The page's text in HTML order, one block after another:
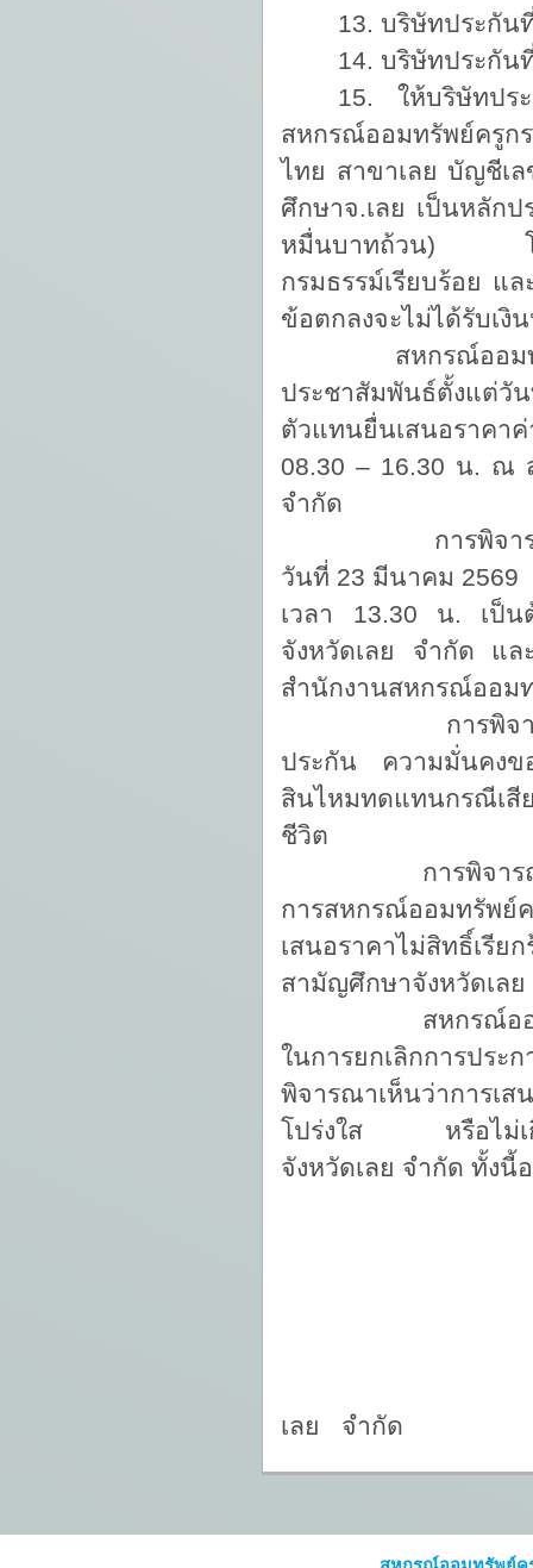
13. บริษัทประกัน
14. บริษัทประกัน
15. ให้บริษัทปร
สหกรณ์ออมทรัพย์ครูก
ไทย สาขาเลย บัญชีเ
ศึกษาจ.เลย เป็นหลัก
หมื่นบาทถ้วน) โดยบ
กรมธรรม์เรียบร้อย แ
ข้อตกลงจะไม่ได้รับเ
สหกรณ์อ
ประชาสัมพันธ์ตั้งแต่
ตัวแทนยื่นเสนอราคา
08.30 – 16.30 น. ณ
จำกัด
การพิจารณาคั
วันที่ 23 มีนาคม 2569
เวลา 13.30 น. เป็
จังหวัดเลย จำกัด แล
สำนักงานสหกรณ์ออม
การพิจารณา
ประกัน ความมั่นคงข
สินไหมทดแทนกรณีเสี
ชีวิต
การพิจารณาคัดเ
การสหกรณ์ออมทรัพย์
เสนอราคาไม่สิทธิ์เรี
สามัญศึกษาจังหวัดเล
สหกรณ์ออมทรั
ในการยกเลิกการปร
พิจารณาเห็นว่าการเ
โปร่งใส หรือไม่เกิ
จังหวัดเลย จํากัด ทั้ง
เลย จำกัด